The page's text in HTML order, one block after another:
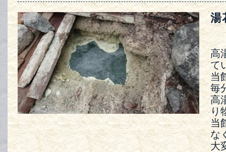
湯
高
て
当
毎
高
り
当
な
大